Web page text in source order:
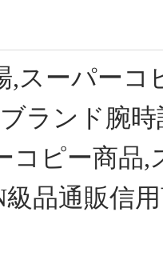
,スーパー
ランド腕
コピー商品
品通販信